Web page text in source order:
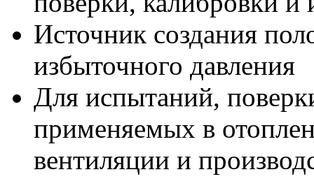
Источник создания
избыточного давления
Для испытаний,
применяемых в
вентиляции и